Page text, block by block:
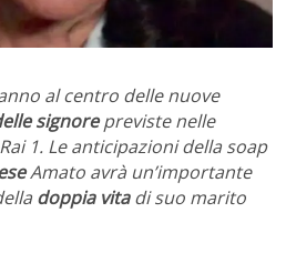
al centro delle nuove
signorepreviste nelle
1. Le anticipazioni della soap
Amato avrà un’importante
doppia vitadi suo marito